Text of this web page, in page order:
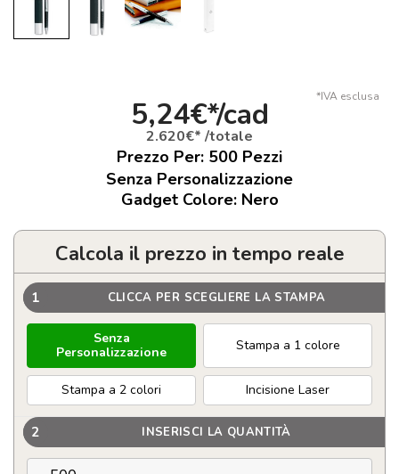
*IVA esclusa
5,24€*/cad
2.620€* /totale
Prezzo Per: 500 Pezzi
Senza Personalizzazione
Gadget Colore: Nero
Calcola il prezzo in tempo reale
1 CLICCA PER SCEGLIERE LA STAMPA
Senza
Personalizzazione
Stampa a 1 colore
Stampa a 2 colori Incisione Laser
2 INSERISCI LA QUANTITÀ